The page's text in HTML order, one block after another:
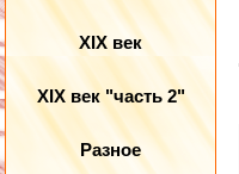
XIX век
XIX век "часть 2"
Разное